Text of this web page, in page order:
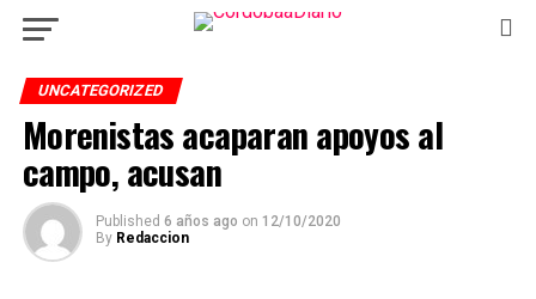
UNCATEGORIZED
Morenistas acaparan apoyos al
campo, acusan
Published 6 años ago on 12/10/2020
By Redaccion